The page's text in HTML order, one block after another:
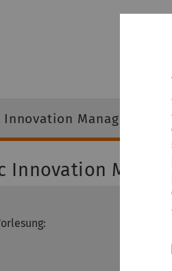
Management
Innovation